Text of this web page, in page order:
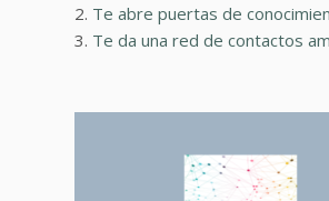
2. Te abre puertas de
3. Te da una red de contactos